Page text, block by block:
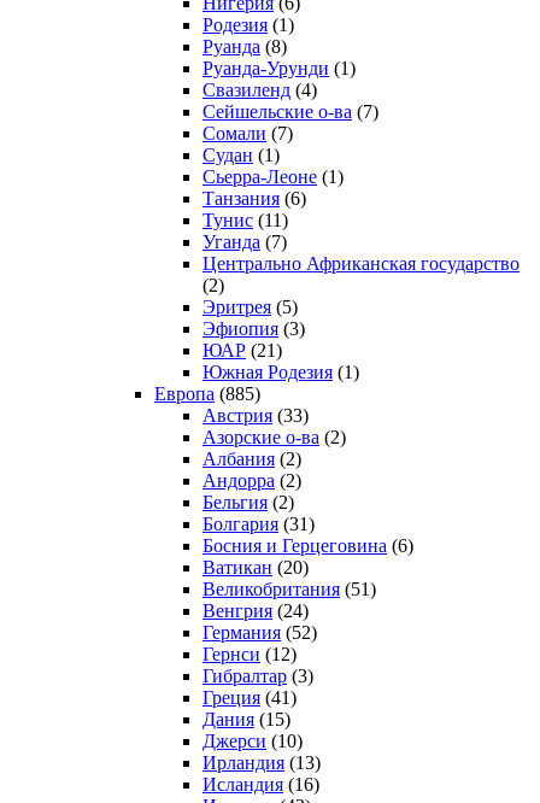
Родезия (1)
Руанда (8)
Руанда-Урунди (1)
Свазиленд (4)
Сейшельские о-ва (7)
Сомали (7)
Судан (1)
Сьерра-Леоне (1)
Танзания (6)
Тунис (11)
Уганда (7)
Центрально Африканская государство
(2)
Эритрея (5)
Эфиопия (3)
ЮАР (21)
Южная Родезия (1)
Европа (885)
Австрия (33)
Азорские о-ва (2)
Албания (2)
Андорра (2)
Бельгия (2)
Болгария (31)
Босния и Герцеговина (6)
Ватикан (20)
Великобритания (51)
Венгрия (24)
Германия (52)
Гернси (12)
Гибралтар (3)
Греция (41)
Дания (15)
Джерси (10)
Ирландия (13)
Исландия (16)